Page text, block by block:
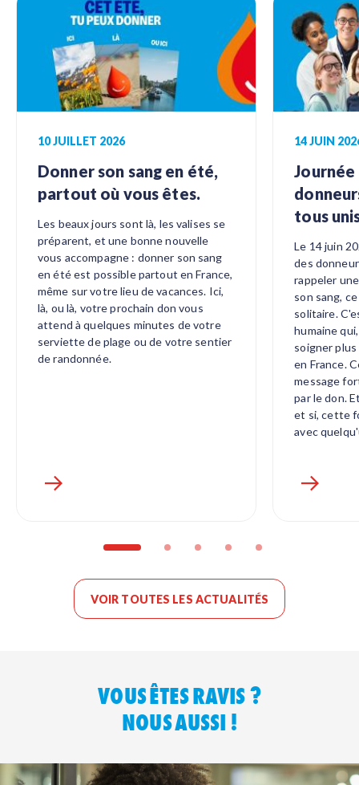
VOIR TOUTES LES ACTUALITÉS
10 JUILLET 2026
Donner son sang en été,
partout où vous êtes.
Les beaux jours sont là, les valises se
préparent, et une bonne nouvelle
vous accompagne : donner son sang
en été est possible partout en France,
même sur votre lieu de vacances. Ici,
là, ou là, votre prochain don vous
attend à quelques minutes de votre
serviette de plage ou de votre sentier
de randonnée.
14 JUIN
tous
Le 14 juin
des
rappeler
son sang,
solitaire.
humaine
soigner
en France.
message
par le don.
et si, cette
avec
VOUS ÊTES RAVIS ?
NOUS AUSSI !